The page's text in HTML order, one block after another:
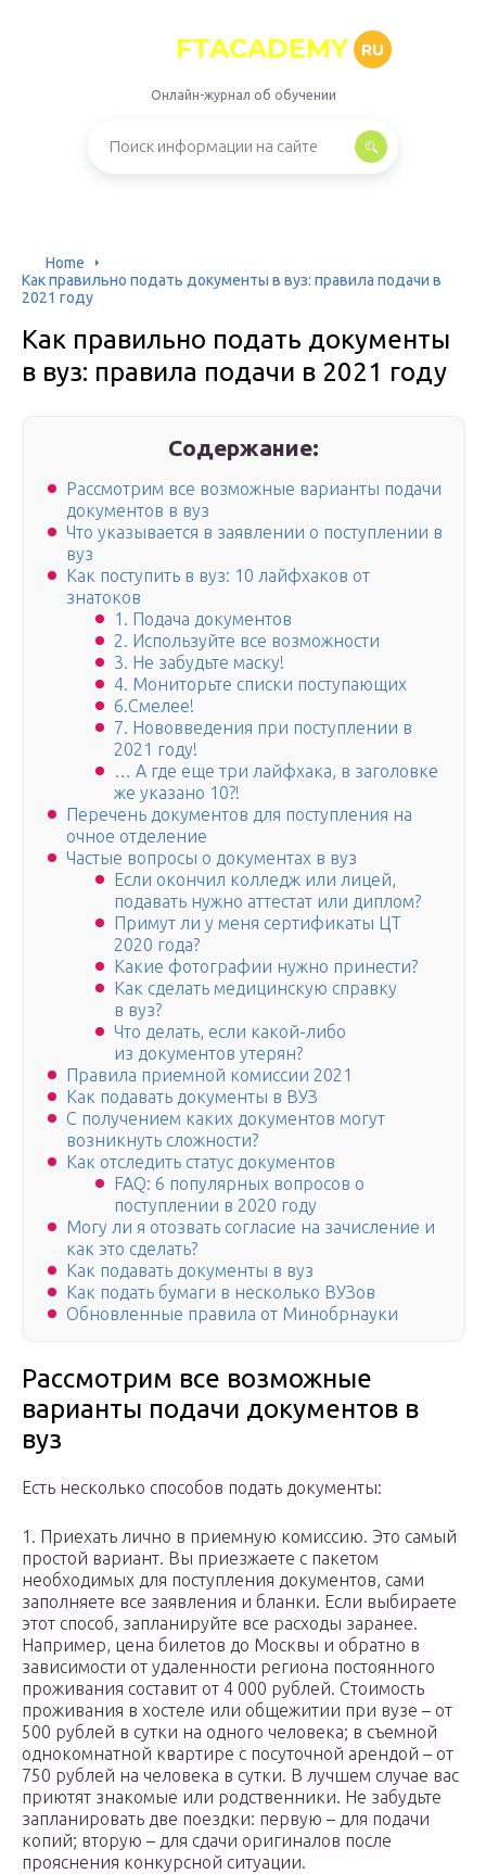
FTACADEMY RU
Онлайн-журнал об обучении
Home
Как правильно подать документы в вуз: правила подачи в
2021 году
Как правильно подать документы
в вуз: правила подачи в 2021 году
Содержание:
Рассмотрим все возможные варианты подачи
документов в вуз
Что указывается в заявлении о поступлении в
вуз
Как поступить в вуз: 10 лайфхаков от
знатоков
1. Подача документов
2. Используйте все возможности
3. Не забудьте маску!
4. Мониторьте списки поступающих
6.Смелее!
7. Нововведения при поступлении в
2021 году!
… А где еще три лайфхака, в заголовке
же указано 10?!
Перечень документов для поступления на
очное отделение
Частые вопросы о документах в вуз
Если окончил колледж или лицей,
подавать нужно аттестат или диплом?
Примут ли у меня сертификаты ЦТ
2020 года?
Какие фотографии нужно принести?
Как сделать медицинскую справку
в вуз?
Что делать, если какой-либо
из документов утерян?
Правила приемной комиссии 2021
Как подавать документы в ВУЗ
С получением каких документов могут
возникнуть сложности?
Как отследить статус документов
FAQ: 6 популярных вопросов о
поступлении в 2020 году
Могу ли я отозвать согласие на зачисление и
как это сделать?
Как подавать документы в вуз
Как подать бумаги в несколько ВУЗов
Обновленные правила от Минобрнауки
Рассмотрим все возможные
варианты подачи документов в
вуз
Есть несколько способов подать документы:
1. Приехать лично в приемную комиссию. Это самый
простой вариант. Вы приезжаете с пакетом
необходимых для поступления документов, сами
заполняете все заявления и бланки. Если выбираете
этот способ, запланируйте все расходы заранее.
Например, цена билетов до Москвы и обратно в
зависимости от удаленности региона постоянного
проживания составит от 4 000 рублей. Стоимость
проживания в хостеле или общежитии при вузе – от
500 рублей в сутки на одного человека; в съемной
однокомнатной квартире с посуточной арендой – от
750 рублей на человека в сутки. В лучшем случае вас
приютят знакомые или родственники. Не забудьте
запланировать две поездки: первую – для подачи
копий; вторую – для сдачи оригиналов после
прояснения конкурсной ситуации.